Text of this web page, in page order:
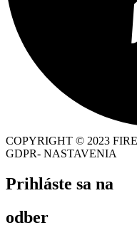
COPYRIGHT © 2023
GDPR- NASTAVENIA
Prihláste sa na
odber